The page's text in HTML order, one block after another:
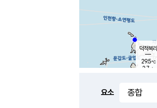
덕적북리
29.5℃
2.7 m/s
요소